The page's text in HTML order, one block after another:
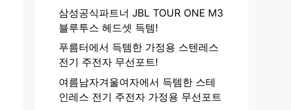
삼성공식파트너 JBL TOUR ONE M3
블루투스 헤드셋 득템!
푸름터에서 득템한 가정용 스텐레스
전기 주전자 무선포트!
여름남자겨울여자에서 득템한 스테
인레스 전기 주전자 가정용 무선포트